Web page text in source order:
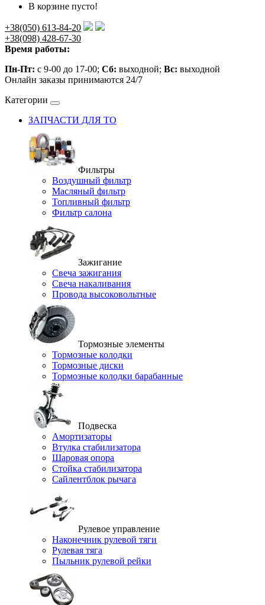
В корзине пусто!
+38(050) 613-84-20
+38(098) 428-67-30
Время работы:
Пн-Пт: с 9-00 до 17-00; Сб: выходной; Вс: выходной
Онлайн заказы принимаются 24/7
Категории
ЗАПЧАСТИ ДЛЯ ТО
Фильтры
Воздушный фильтр
Масляный фильтр
Топливный фильтр
Фильтр салона
Зажигание
Свеча зажигания
Свеча накаливания
Провода высоковольтные
Тормозные элементы
Тормозные колодки
Тормозные диски
Тормозные колодки барабанные
Подвеска
Амортизаторы
Втулка стабилизатора
Шаровая опора
Стойка стабилизатора
Сайлентблок рычага
Рулевое управление
Наконечник рулевой тяги
Рулевая тяга
Пыльник рулевой рейки